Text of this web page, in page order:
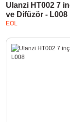
Ulanzi HT002 7
ve Difüzör - L008
EOL